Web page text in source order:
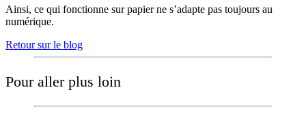
Ainsi, ce qui fonctionne sur papier ne s’adapte pas toujours au
numérique.
Retour sur le blog
Pour aller plus loin